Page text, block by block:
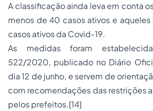
A classificação ainda leva em conta
menos de 40 casos ativos e
casos ativos da Covid-19.
As medidas foram
522/2020, publicado no Diário
dia 12 de junho, e servem de
com recomendações das restrições
pelos prefeitos.[14]